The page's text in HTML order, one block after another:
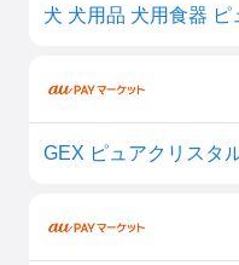
犬 犬用品 犬用食器
GEX ピュアクリスタ